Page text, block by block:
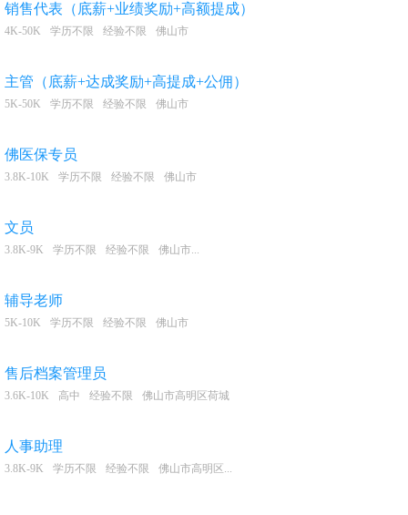
销售代表（底薪+业绩奖励+高额提成）
4K-50K 学历不限 经验不限 佛山市
主管（底薪+达成奖励+高提成+公佣）
5K-50K 学历不限 经验不限 佛山市
佛医保专员
3.8K-10K 学历不限 经验不限 佛山市
文员
3.8K-9K 学历不限 经验不限 佛山市...
辅导老师
5K-10K 学历不限 经验不限 佛山市
售后档案管理员
3.6K-10K 高中 经验不限 佛山市高明区荷城
人事助理
3.8K-9K 学历不限 经验不限 佛山市高明区...